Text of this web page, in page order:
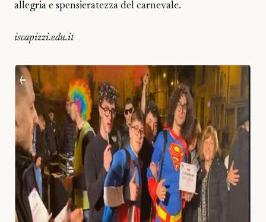
allegria e spensieratezza del carnevale.
iscapizzi.edu.it